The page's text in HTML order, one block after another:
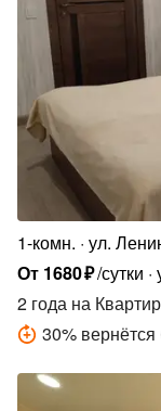
1-комн. ул.
От 1680₽/сутки
2 года на
30%